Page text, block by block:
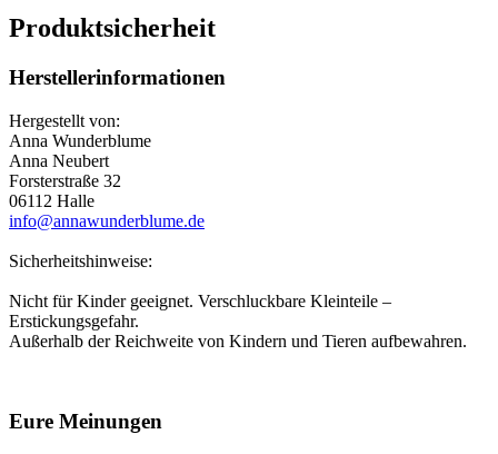
Produktsicherheit
Herstellerinformationen
Hergestellt von:
Anna Wunderblume
Anna Neubert
Forsterstraße 32
06112 Halle
info@annawunderblume.de
Sicherheitshinweise:
Nicht für Kinder geeignet. Verschluckbare Kleinteile –
Erstickungsgefahr.
Außerhalb der Reichweite von Kindern und Tieren aufbewahren.
Eure Meinungen